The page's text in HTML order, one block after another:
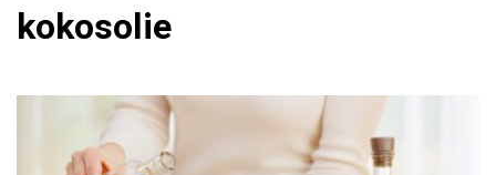
kokosolie